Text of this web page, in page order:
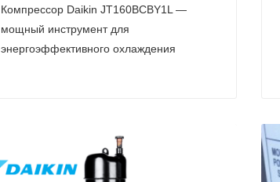
Компрессор Daikin JT160BCBY1L —
мощный инструмент для
энергоэффективного охлаждения